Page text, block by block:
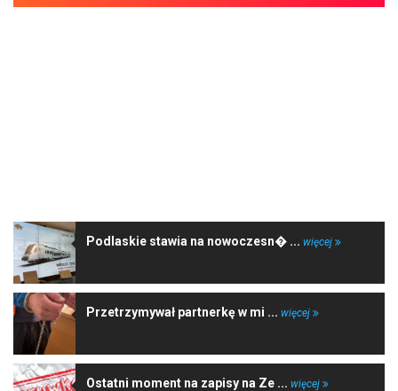
Podlaskie stawia na nowoczesn� ... więcej
Przetrzymywał partnerkę w mi ... więcej
Ostatni moment na zapisy na Ze ... więcej